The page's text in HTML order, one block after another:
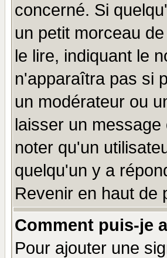
concerné. Si
un petit morceau
le lire, indiquant le
n'apparaîtra pas si
un modérateur ou
laisser un
noter qu'un
quelqu'un y a
Revenir en haut de
Comment puis-je
Pour ajouter une